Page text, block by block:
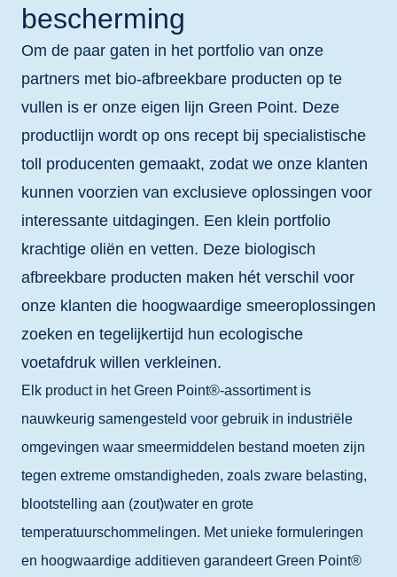
bescherming
Om de paar gaten in het portfolio van onze
partners met bio-afbreekbare producten op te
vullen is er onze eigen lijn Green Point. Deze
productlijn wordt op ons recept bij specialistische
toll producenten gemaakt, zodat we onze klanten
kunnen voorzien van exclusieve oplossingen voor
interessante uitdagingen. Een klein portfolio
krachtige oliën en vetten. Deze biologisch
afbreekbare producten maken hét verschil voor
onze klanten die hoogwaardige smeeroplossingen
zoeken en tegelijkertijd hun ecologische
voetafdruk willen verkleinen.
Elk product in het Green Point®-assortiment is
nauwkeurig samengesteld voor gebruik in industriële
omgevingen waar smeermiddelen bestand moeten zijn
tegen extreme omstandigheden, zoals zware belasting,
blootstelling aan (zout)water en grote
temperatuurschommelingen. Met unieke formuleringen
en hoogwaardige additieven garandeert Green Point®